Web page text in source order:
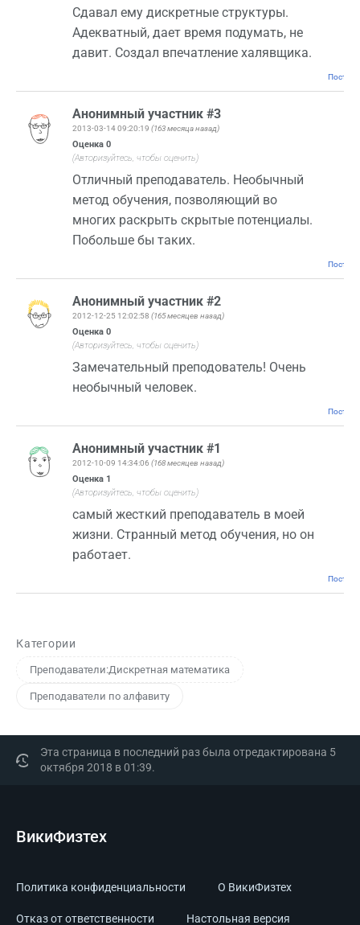
Сдавал ему дискретные структуры.
Адекватный, дает время подумать, не
давит. Создал впечатление халявщика.
Анонимный участник #3
2013-03-14 09:20:19 (163 месяца назад)
Оценка 0
(Авторизуйтесь, чтобы оценить)
Отличный преподаватель. Необычный
метод обучения, позволяющий во
многих раскрыть скрытые потенциалы.
Побольше бы таких.
Анонимный участник #2
2012-12-25 12:02:58 (165 месяцев назад)
Оценка 0
(Авторизуйтесь, чтобы оценить)
Замечательный преподователь! Очень
необычный человек.
Анонимный участник #1
2012-10-09 14:34:06 (168 месяцев назад)
Оценка 1
(Авторизуйтесь, чтобы оценить)
самый жесткий преподаватель в моей
жизни. Странный метод обучения, но он
работает.
Категории
Преподаватели:Дискретная математика
Преподаватели по алфавиту
Эта страница в последний раз была отредактирована 5
октября 2018 в 01:39.
ВикиФизтех
Политика конфиденциальности О ВикиФизтех
Отказ от ответственности Настольная версия